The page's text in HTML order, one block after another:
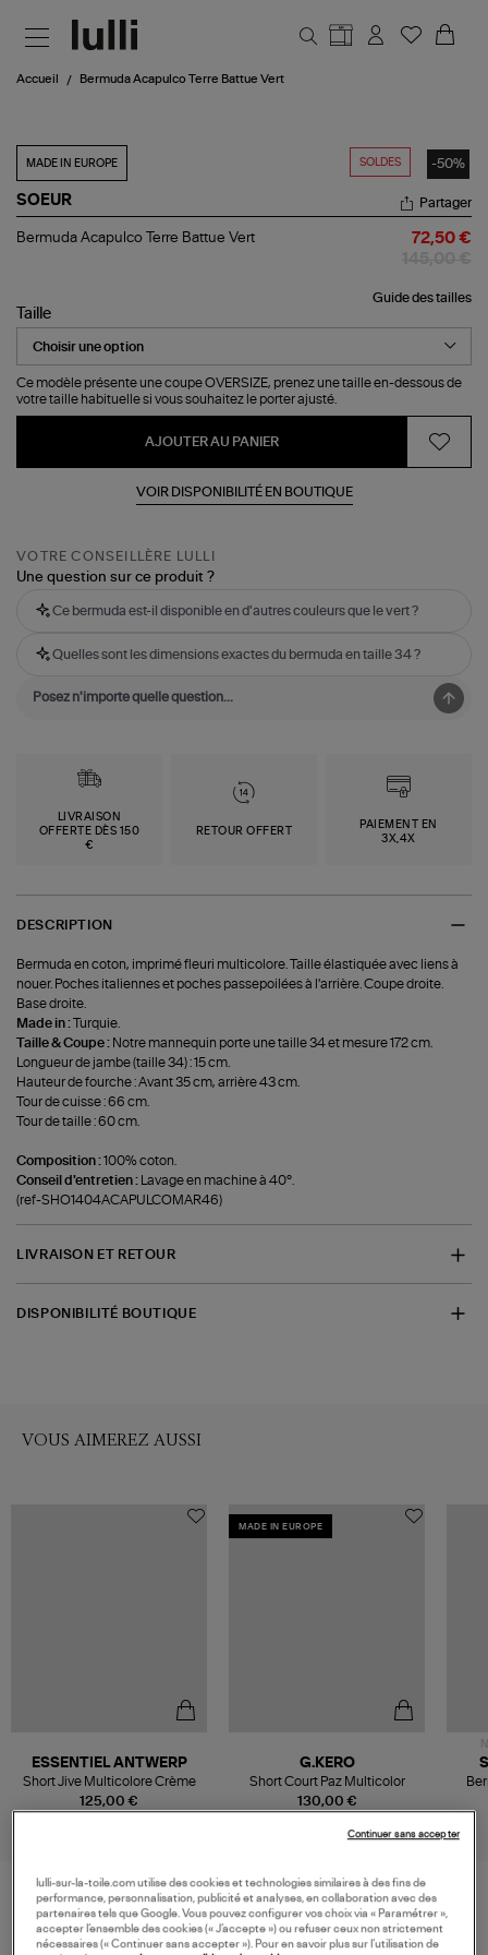
Accueil Bermuda Acapulco Terre Battue Vert
SOLDES -50%
MADE IN EUROPE
SOEUR
Bermuda
Vert
Partager
Bermuda Acapulco Terre Battue Vert 72,50 €
Guide des tailles
Taille
Ce modèle présente une coupe OVERSIZE, prenez une taille en-dessous de
votre taille habituelle si vous souhaitez le porter ajusté.
AJOUTER AU PANIER
VOIR DISPONIBILITÉ EN BOUTIQUE
VOTRE CONSEILLÈRE LULLI
Une question sur ce produit ?
Ce bermuda est-il disponible en d'autres couleurs que le vert ?
Quelles sont les dimensions exactes du bermuda en taille 34 ?
LIVRAISON
OFFERTE DÈS 150
€
RETOUR OFFERT
PAIEMENT EN
3X,4X
DESCRIPTION
Bermuda en coton, imprimé fleuri multicolore. Taille élastiquée avec liens à
nouer. Poches italiennes et poches passepoilées à l'arrière. Coupe droite.
Base droite.
Made in :
Turquie.
Taille & Coupe : Notre mannequin porte une taille 34 et mesure 172 cm.
Longueur de jambe (taille 34) : 15 cm.
Hauteur de fourche : Avant 35 cm, arrière 43 cm.
Tour de cuisse : 66 cm.
Tour de taille : 60 cm.
Composition :100% coton.
Conseil d'entretien : Lavage en machine à 40°.
(ref-SHO1404ACAPULCOMAR46)
LIVRAISON ET RETOUR
DISPONIBILITÉ BOUTIQUE
VOUS AIMEREZ AUSSI
125,00 €
ESSENTIEL ANTWERP
Short Jive Multicolore Crème
MADE IN EUROPE
130,00 €
G.KERO
Short Court Paz Multicolor
VOS DERNIERS PRODUITS VUS
lulli-sur-la-toile.com utilise des cookies et technologies similaires à des fins de
performance, personnalisation, publicité et analyses, en collaboration avec des
partenaires tels que Google. Vous pouvez configurer vos choix via « Paramétrer »,
accepter l’ensemble des cookies (« J’accepte ») ou refuser ceux non strictement
nécessaires (« Continuer sans accepter »). Pour en savoir plus sur l’utilisation de
Continuer sans accepter